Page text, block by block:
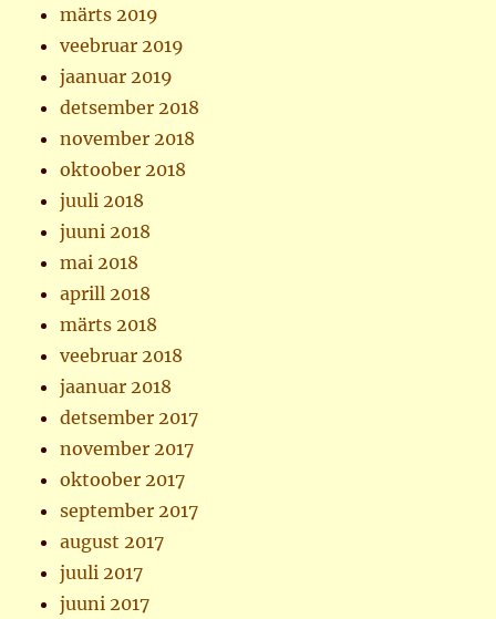
märts 2019
veebruar 2019
jaanuar 2019
detsember 2018
november 2018
oktoober 2018
juuli 2018
juuni 2018
mai 2018
aprill 2018
märts 2018
veebruar 2018
jaanuar 2018
detsember 2017
november 2017
oktoober 2017
september 2017
august 2017
juuli 2017
juuni 2017